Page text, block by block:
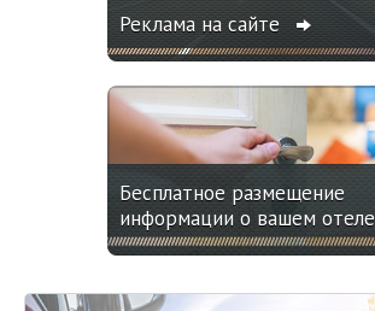
Реклама на сайте
Бесплатное размещение
информации о вашем отеле